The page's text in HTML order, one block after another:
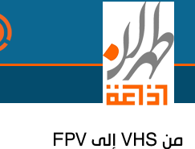
من VHS إلى FPV